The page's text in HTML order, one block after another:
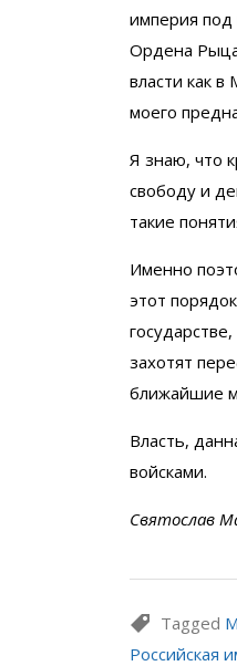
империя под
Ордена
власти как
моего
Я знаю, что
свободу и
такие
Именно
этот
захотят
ближайшие
Власть,
войсками.
Святослав
Tagged
Российская